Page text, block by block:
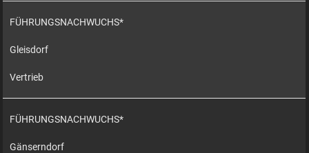
FÜHRUNGSNACHWUCHS*
Gleisdorf
Vertrieb
FÜHRUNGSNACHWUCHS*
Gänserndorf